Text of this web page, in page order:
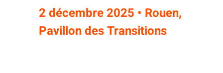
2 décembre 2025 • Rouen,
Pavillon des Transitions